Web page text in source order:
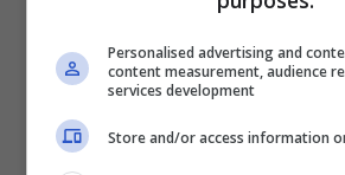
Billie Holiday 8Blueshouse.it)
Nel 1959 a soli 49 anni, Billie
Personalised advertising and
content measurement, audience
services development
Store and/or access information